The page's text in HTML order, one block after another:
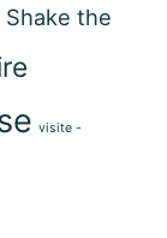
Shake the
visite -